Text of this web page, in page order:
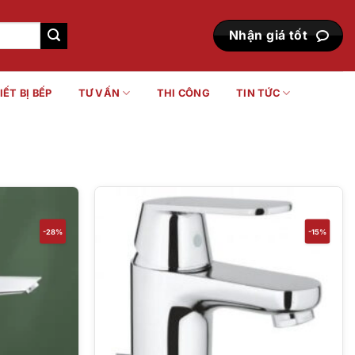
Nhận giá tốt
BỊ BẾP TƯ VẤN THI CÔNG TIN TỨC
-28% -15%